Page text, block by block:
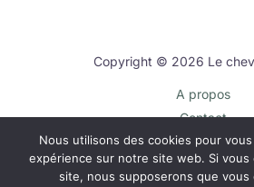
Copyright © 2026 Le
A propos
Contact
Plan du site
Mentions légales
Nous utilisons des cookies pour
expérience sur notre site web. Si vous
site, nous supposerons que